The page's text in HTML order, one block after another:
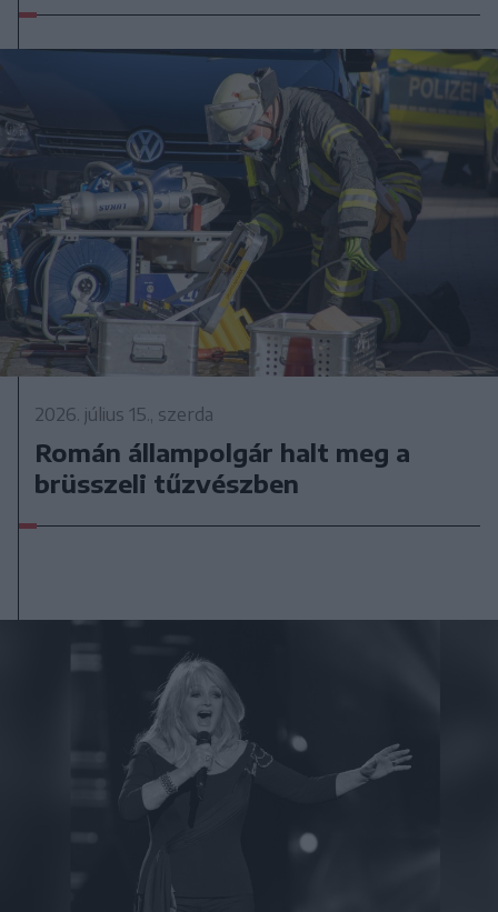
2026. július 15., szerda
Román állampolgár halt meg a
brüsszeli tűzvészben